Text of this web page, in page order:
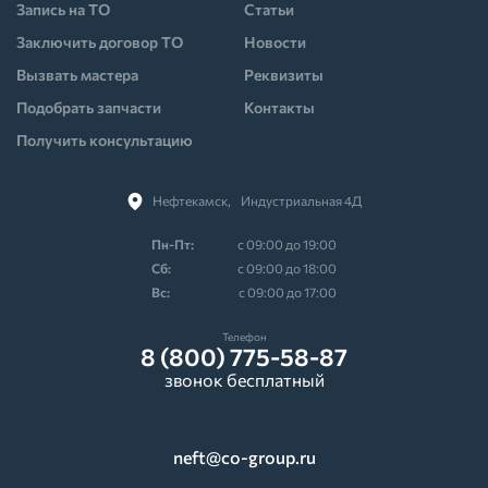
Нефтекамск,⠀Индустриальная 4Д
Пн-Пт:
с 09:00 до 19:00
Cб:
с 09:00 до 18:00
Вс:
с 09:00 до 17:00
Запись на ТО
Заключить договор ТО
Вызвать мастера
Подобрать запчасти
Получить консультацию
Статьи
Новости
Реквизиты
Контакты
Телефон
8 (800) 775-58-87
звонок бесплатный
neft@co-group.ru